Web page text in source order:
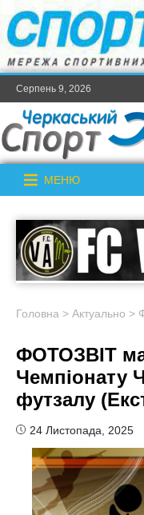
Серпень 9, 2026
МЕНЮ
Головна > Актуально >
ФОТОЗВІТ
Чемпіонату
футзалу
24 Листопада, 2025